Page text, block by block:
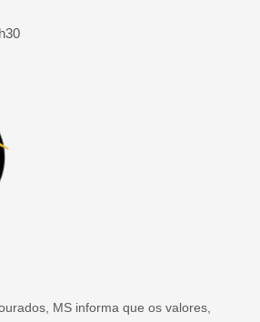
MS informa que os valores,